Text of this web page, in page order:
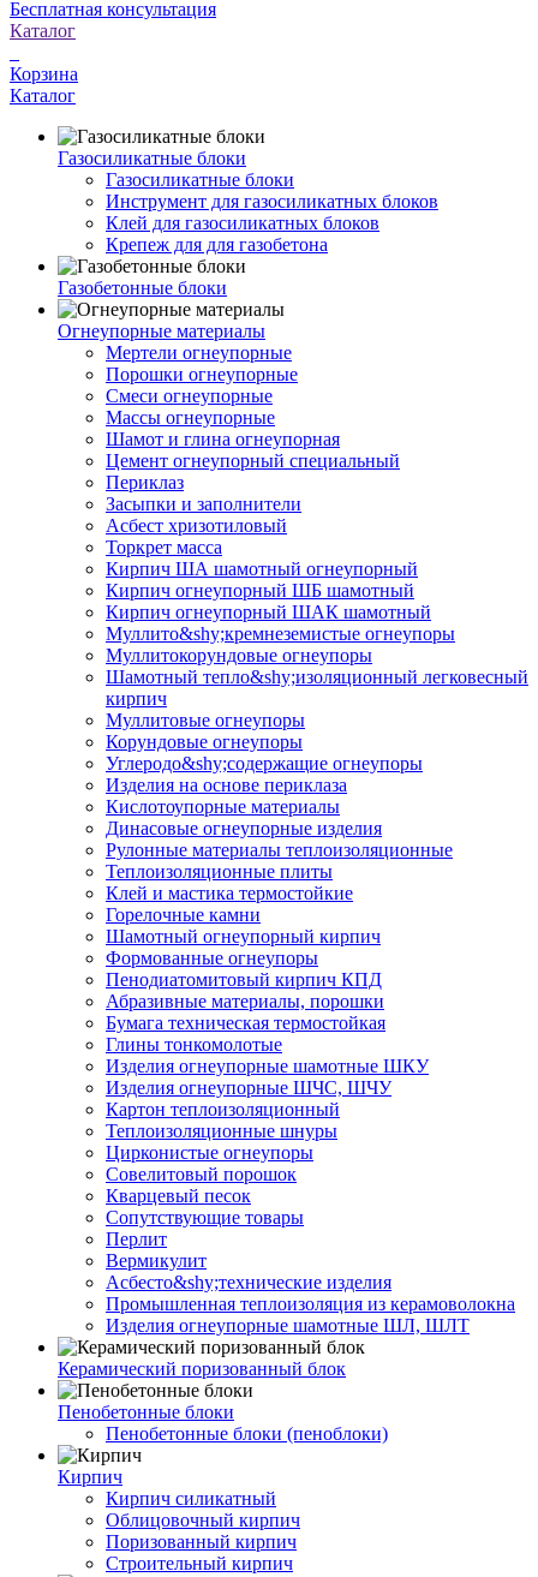
Бесплатная консультация
Каталог
Корзина
Каталог
Газосиликатные блоки
Газосиликатные блоки
Инструмент для газосиликатных блоков
Клей для газосиликатных блоков
Крепеж для для газобетона
Газобетонные блоки
Огнеупорные материалы
Мертели огнеупорные
Порошки огнеупорные
Смеси огнеупорные
Массы огнеупорные
Шамот и глина огнеупорная
Цемент огнеупорный специальный
Периклаз
Засыпки и заполнители
Асбест хризотиловый
Торкрет масса
Кирпич ША шамотный огнеупорный
Кирпич огнеупорный ШБ шамотный
Кирпич огнеупорный ШАК шамотный
Муллито&shy;­кремнеземистые огнеупоры
Муллито­корундовые огнеупоры
Шамотный тепло&shy;изоляционный легковесный
кирпич
Муллитовые огнеупоры
Корундовые огнеупоры
Углеродо&shy;содержащие огнеупоры
Изделия на основе периклаза
Кислотоупорные материалы
Динасовые огнеупорные изделия
Рулонные материалы теплоизоляционные
Тепло­изоляционные плиты
Клей и мастика термостойкие
Горелочные камни
Шамотный огнеупорный кирпич
Формованные огнеупоры
Пенодиатомитовый кирпич КПД
Абразивные материалы, порошки
Бумага техническая термостойкая
Глины тонкомолотые
Изделия огнеупорные шамотные ШКУ
Изделия огнеупорные ШЧС, ШЧУ
Картон теплоизоляционный
Теплоизоляционные шнуры
Цирконистые огнеупоры
Совелитовый порошок
Кварцевый песок
Сопутствующие товары
Перлит
Вермикулит
Асбесто&shy;технические изделия
Промышленная теплоизоляция из керамоволокна
Изделия огнеупорные шамотные ШЛ, ШЛТ
Керамический поризованный блок
Пенобетонные блоки
Пенобетонные блоки (пеноблоки)
Кирпич
Кирпич силикатный
Облицовочный кирпич
Поризованный кирпич
Строительный кирпич